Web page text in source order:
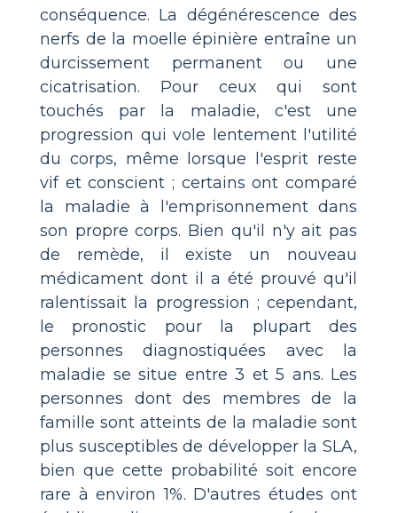
conséquence. La dégénérescence des
nerfs de la moelle épinière entraîne un
durcissement permanent ou une
cicatrisation. Pour ceux qui sont
touchés par la maladie, c'est une
progression qui vole lentement l'utilité
du corps, même lorsque l'esprit reste
vif et conscient ; certains ont comparé
la maladie à l'emprisonnement dans
son propre corps. Bien qu'il n'y ait pas
de remède, il existe un nouveau
médicament dont il a été prouvé qu'il
ralentissait la progression ; cependant,
le pronostic pour la plupart des
personnes diagnostiquées avec la
maladie se situe entre 3 et 5 ans. Les
personnes dont des membres de la
famille sont atteints de la maladie sont
plus susceptibles de développer la SLA,
bien que cette probabilité soit encore
rare à environ 1%. D'autres études ont